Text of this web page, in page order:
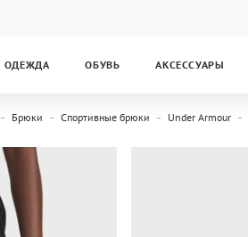
ОДЕЖДА ОБУВЬ АКСЕССУАРЫ
Брюки Спортивные брюки Under Armour